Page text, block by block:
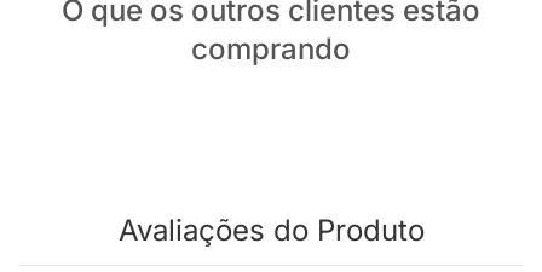
O que os outros clientes estão
comprando
Avaliações do Produto